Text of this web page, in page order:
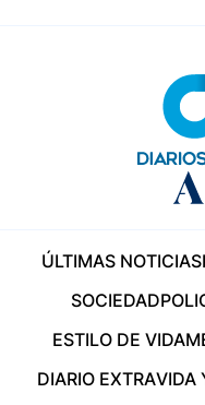
ÚLTIMAS NOTICIAS
SOCIEDAD
ESTILO DE VIDA
DIARIO EXTRAVIDA